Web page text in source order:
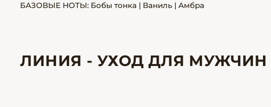
БАЗОВЫЕ НОТЫ: Бобы тонка | Ваниль | Амбра
ЛИНИЯ - УХОД ДЛЯ МУЖЧИН